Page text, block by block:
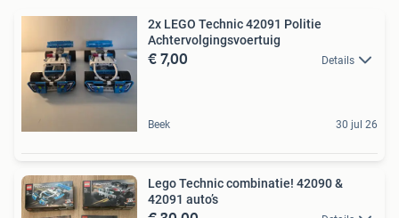
2x LEGO Technic 42091 Politie
Achtervolgingsvoertuig
€ 7,00 Details
Beek 30 jul 26
Lego Technic combinatie! 42090 &
42091 auto’s